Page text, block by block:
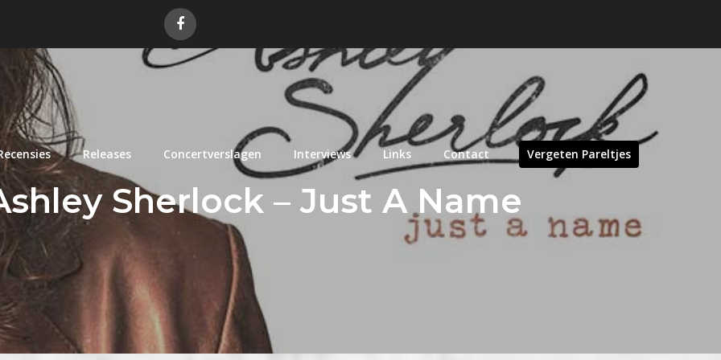
Releases Concertverslagen Interviews Links Contact Vergeten Pareltjes
Sherlock – Just A Name